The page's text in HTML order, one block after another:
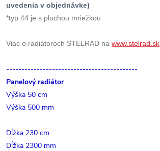
uvedenia v objednávke)
*typ 44 je s plochou mriežkou
Viac o radiátoroch STELRAD na www.stelrad.sk
-------------------------------------------
Panelový radiátor
Výška 50 cm
Výška 500 mm
Dĺžka 230 cm
Dĺžka 2300 mm